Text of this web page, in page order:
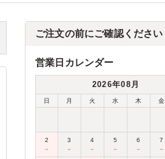
ご注文の前にご確認ください
営業日カレンダー
2026年08月
日 月 火 水 木 金
2
－
3
－
4
－
5
－
6
－
7
－